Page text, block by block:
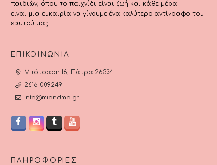
παιδιών, όπου το παιχνίδι είναι ζωή και κάθε μέρα
είναι μια ευκαιρία να γίνουμε ένα καλύτερο αντίγραφο του
εαυτού μας.
ΕΠΙΚΟΙΝΩΝΊΑ
Μπότσαρη 16, Πάτρα 26334
2616 009249
info@miandmo.gr
ΠΛΗΡΟΦΟΡΊΕΣ